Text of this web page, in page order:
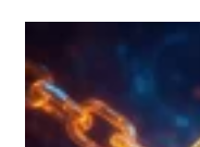
La
De
Blocs